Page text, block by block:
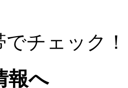
チェック！
報へ